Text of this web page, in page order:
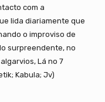
com a
lida diariamente que
o improviso de
surpreendente, no
Lá no 7
Kabula; Jv)